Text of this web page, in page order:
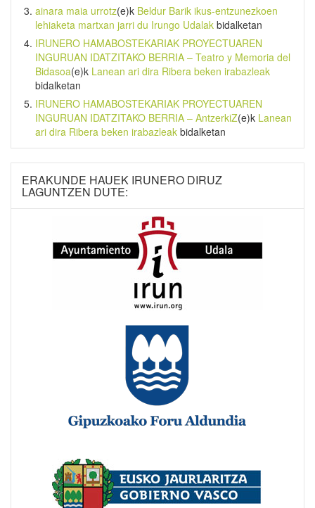
ainara maia urrotz(e)k Beldur Barik ikus-entzunezkoen
lehiaketa martxan jarri du Irungo Udalak bidalketan
IRUNERO HAMABOSTEKARIAK PROYECTUAREN
INGURUAN IDATZITAKO BERRIA – Teatro y Memoria del
Bidasoa(e)k Lanean ari dira Ribera beken irabazleak
bidalketan
IRUNERO HAMABOSTEKARIAK PROYECTUAREN
INGURUAN IDATZITAKO BERRIA – AntzerkiZ(e)k Lanean
ari dira Ribera beken irabazleak bidalketan
ERAKUNDE HAUEK IRUNERO DIRUZ
LAGUNTZEN DUTE: